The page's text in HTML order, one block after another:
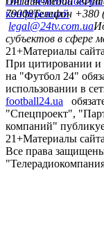
конференций
79008Телефон +380
legal@24tv.com.ua
субъектов в сфере
21+Материалы
При цитировании и
на "Футбол 24"
использовании в
football24.ua
"Спецпроект",
компаний"
21+Материалы
Все права